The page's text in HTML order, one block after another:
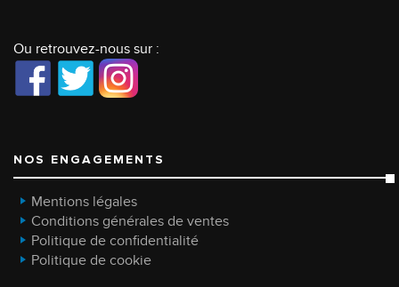
Ou retrouvez-nous sur :
NOS ENGAGEMENTS
Mentions légales
Conditions générales de ventes
Politique de confidentialité
Politique de cookie